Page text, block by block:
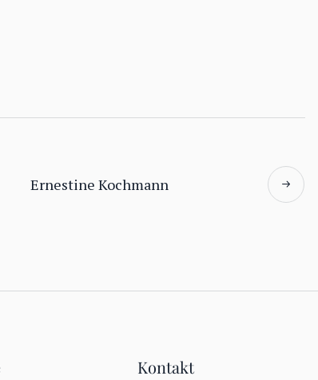
Ernestine Kochmann
Kontakt